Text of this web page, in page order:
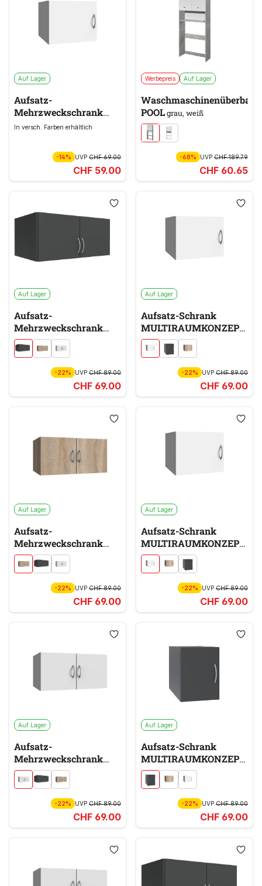
Auf Lager
Aufsatz-
Mehrzweckschrank
MULTIRAUMKONZEPT
In versch. Farben erhältlich
-14% UVP CHF 69.00
CHF 59.00
Werbepreis Auf Lager
Waschmaschinenüberbau
POOLgrau, weiß
-68% UVPCHF 189.79
CHF 60.65
Auf Lager
Aufsatz-
Mehrzweckschrank
MULTIRAUMKONZEPT
grau
-22% UVP CHF 89.00
CHF 69.00
Auf Lager
Aufsatz-Schrank
MULTIRAUMKONZEPT
weiß
-22% UVPCHF 89.00
CHF 69.00
Auf Lager
Aufsatz-
Mehrzweckschrank
MULTIRAUMKONZEPT
braun
-22% UVP CHF 89.00
CHF 69.00
Auf Lager
Aufsatz-Schrank
MULTIRAUMKONZEPT
weiß
-22% UVPCHF 89.00
CHF 69.00
Auf Lager
Aufsatz-
Mehrzweckschrank
MULTIRAUMKONZEPT
weiß
-22% UVP CHF 89.00
CHF 69.00
Auf Lager
Aufsatz-Schrank
MULTIRAUMKONZEPT
grau
-22% UVPCHF 89.00
CHF 69.00